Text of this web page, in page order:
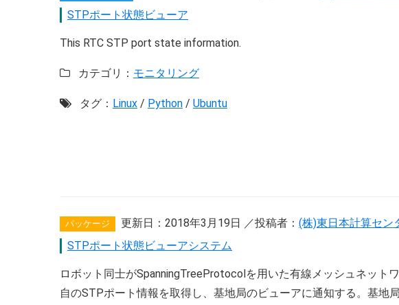
STPポート状態ビューア
This RTC STP port state information.
カテゴリ： モニタリング
タグ： Linux / Python / Ubuntu
パッケージ 更新日： 2018年3月19日 ／投稿者： (株)東日本計算セン
STPポート状態ビューアシステム
ロボット同士がSpanningTreeProtocolを用いた有線メッシュネット
自のSTPポート情報を取得し、基地局のビューアに通知する。基地